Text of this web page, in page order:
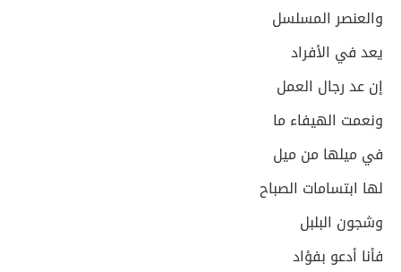
والعنصر المسلسل
يعد في الأفراد
إن عد رجال العمل
ونعمت الهيفاء ما
في ميلها من ميل
لها ابتسامات الصباح
وشجون البلبل
فأنا أدعو بفؤاد